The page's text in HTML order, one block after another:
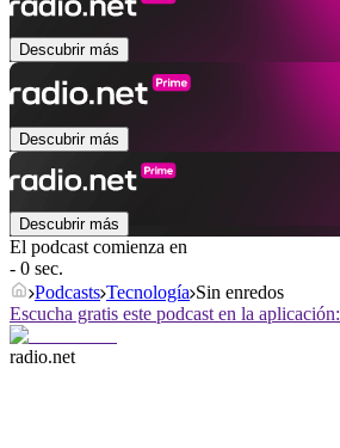
Descubrir más
Descubrir más
Descubrir más
El podcast comienza en
- 0 sec.
Podcasts Tecnología Sin enredos
Escucha gratis este podcast en la aplicación:
radio.net